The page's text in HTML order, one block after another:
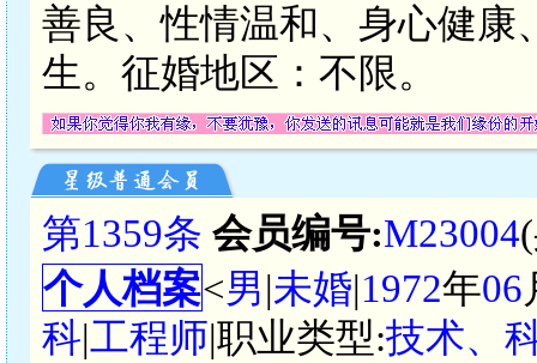
善良、性情温和、身心健康
生。征婚地区：不限。
第1359条 会员编号:M23004
个人档案<男|未婚|1972年06
科|工程师|职业类型:技术、